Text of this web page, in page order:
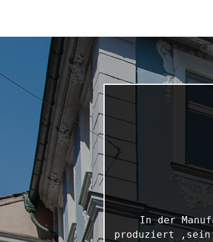
In der
produziert